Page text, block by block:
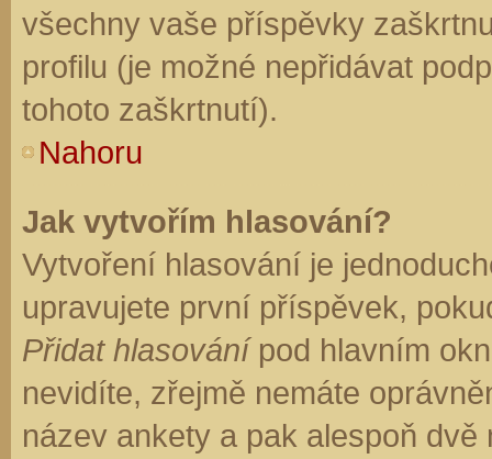
všechny vaše příspěvky
profilu (je možné nepřidávat
tohoto zaškrtnutí).
Nahoru
Jak vytvořím hlasování?
Vytvoření hlasování je
upravujete první příspěvek,
Přidat hlasovánípod hlavním
nevidíte, zřejmě nemáte
název ankety a pak alespoň